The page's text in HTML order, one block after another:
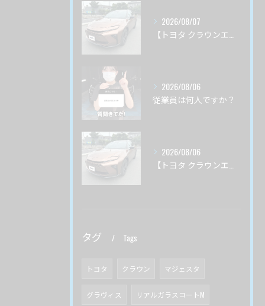
2026/08/07
2026/08/06
従業員は何人ですか？
2026/08/06
タグ Tags
トヨタ クラウン マジェスタ
グラヴィス リアルガラスコートM